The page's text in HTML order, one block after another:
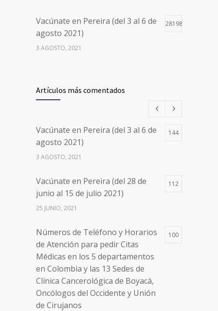
Vacúnate en Pereira (del 3 al 6 de
agosto 2021)
28198
3 AGOSTO, 2021
de agosto 2021) mayores de 20
años
Números de Teléfono y Horarios
de Atención para pedir Citas
Médicas en los 5 departamentos
Clínica Cancerológica de Boyacá,
Oncólogos del Occidente y Unión
de Cirujanos
Artículos más comentados
Vacúnate en Pereira (del 3 al 6 de
agosto 2021)
144
3 AGOSTO, 2021
Vacúnate en Pereira (del 28 de
junio al 15 de julio 2021)
112
25 JUNIO, 2021
Números de Teléfono y Horarios
de Atención para pedir Citas
Médicas en los 5 departamentos
en Colombia y las 13 Sedes de
Clínica Cancerológica de Boyacá,
Oncólogos del Occidente y Unión
de Cirujanos
100